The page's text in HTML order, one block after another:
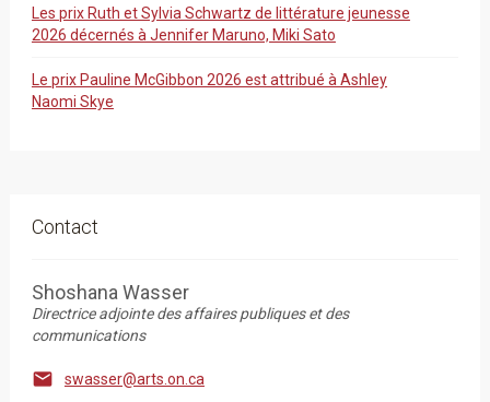
Les prix Ruth et Sylvia Schwartz de littérature jeunesse
2026 décernés à Jennifer Maruno, Miki Sato
Le prix Pauline McGibbon 2026 est attribué à Ashley
Naomi Skye
Contact
Shoshana Wasser
Directrice adjointe des affaires publiques et des
communications
 swasser@arts.on.ca